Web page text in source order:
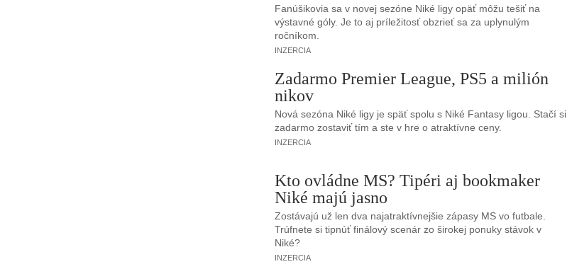
Fanúšikovia sa v novej sezóne Niké ligy opäť môžu tešiť na
výstavné góly. Je to aj príležitosť obzrieť sa za uplynulým
ročníkom.
INZERCIA
Zadarmo Premier League, PS5 a milión
nikov
Nová sezóna Niké ligy je späť spolu s Niké Fantasy ligou. Stačí si
zadarmo zostaviť tím a ste v hre o atraktívne ceny.
INZERCIA
Kto ovládne MS? Tipéri aj bookmaker
Niké majú jasno
Zostávajú už len dva najatraktívnejšie zápasy MS vo futbale.
Trúfnete si tipnúť finálový scenár zo širokej ponuky stávok v
Niké?
INZERCIA